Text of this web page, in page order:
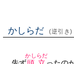
かしらだ (逆引き)
かしらだ